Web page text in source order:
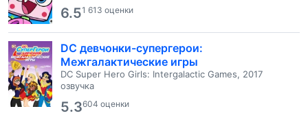
6.51 613 оценки
DC девчонки-супергерои:
Межгалактические игры
DC Super Hero Girls: Intergalactic Games, 2017
озвучка
5.3604 оценки